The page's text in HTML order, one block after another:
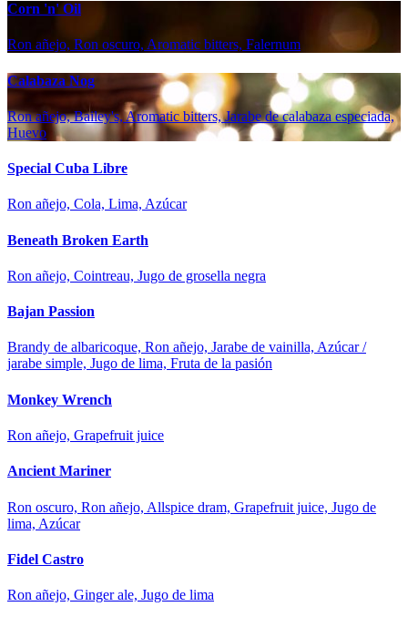
Corn 'n' Oil
Ron añejo, Ron oscuro, Aromatic bitters, Falernum
Calabaza Nog
Ron añejo, Bailey's, Aromatic bitters, Jarabe de calabaza especiada,
Huevo
Special Cuba Libre
Ron añejo, Cola, Lima, Azúcar
Beneath Broken Earth
Ron añejo, Cointreau, Jugo de grosella negra
Bajan Passion
Brandy de albaricoque, Ron añejo, Jarabe de vainilla, Azúcar /
jarabe simple, Jugo de lima, Fruta de la pasión
Monkey Wrench
Ron añejo, Grapefruit juice
Ancient Mariner
Ron oscuro, Ron añejo, Allspice dram, Grapefruit juice, Jugo de
lima, Azúcar
Fidel Castro
Ron añejo, Ginger ale, Jugo de lima